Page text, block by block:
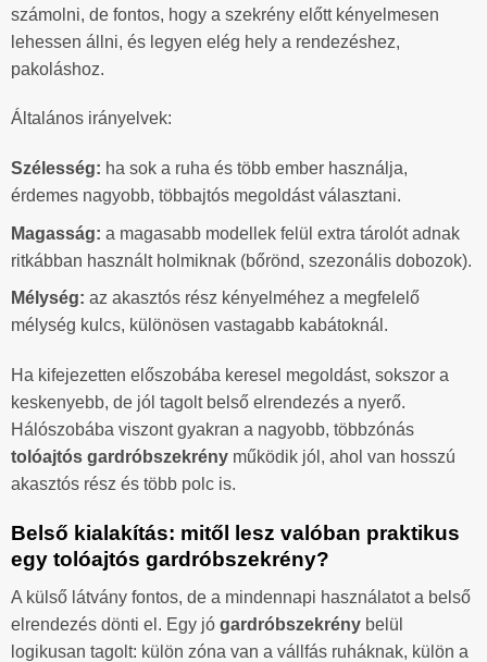
számolni, de fontos, hogy a szekrény előtt kényelmesen
lehessen állni, és legyen elég hely a rendezéshez,
pakoláshoz.
Általános irányelvek:
Szélesség: ha sok a ruha és több ember használja,
érdemes nagyobb, többajtós megoldást választani.
Magasság: a magasabb modellek felül extra tárolót adnak
ritkábban használt holmiknak (bőrönd, szezonális dobozok).
Mélység: az akasztós rész kényelméhez a megfelelő
mélység kulcs, különösen vastagabb kabátoknál.
Ha kifejezetten előszobába keresel megoldást, sokszor a
keskenyebb, de jól tagolt belső elrendezés a nyerő.
Hálószobába viszont gyakran a nagyobb, többzónás
tolóajtós gardróbszekrény működik jól, ahol van hosszú
akasztós rész és több polc is.
Belső kialakítás: mitől lesz valóban praktikus
egy tolóajtós gardróbszekrény?
A külső látvány fontos, de a mindennapi használatot a belső
elrendezés dönti el. Egy jó gardróbszekrény belül
logikusan tagolt: külön zóna van a vállfás ruháknak, külön a